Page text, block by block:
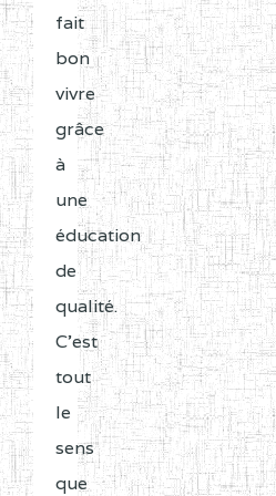
fait
bon
vivre
grâce
à
une
éducation
de
qualité.
C'est
tout
le
sens
que